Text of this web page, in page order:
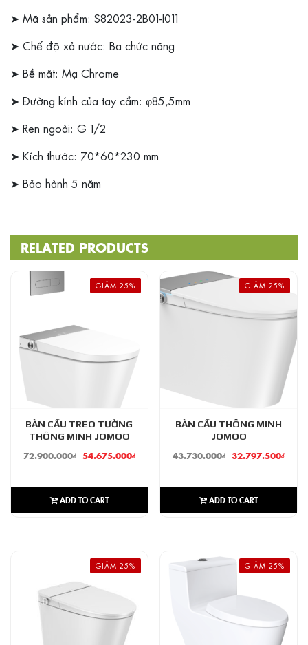
➤ Mã sản phẩm: S82023-2B01-I011
➤ Chế độ xả nước: Ba chức năng
➤ Bề mặt: Mạ Chrome
➤ Đường kính của tay cầm: φ85,5mm
➤ Ren ngoài: G 1/2
➤ Kích thước: 70*60*230 mm
➤ Bảo hành 5 năm
RELATED PRODUCTS
GIẢM 25%
BÀN CẦU TREO TƯỜNG
THÔNG MINH JOMOO
72.900.000₫ 54.675.000₫
ADD TO CART
GIẢM 25%
BÀN CẦU THÔNG MINH
JOMOO
43.730.000₫ 32.797.500₫
ADD TO CART
GIẢM 25% GIẢM 25%